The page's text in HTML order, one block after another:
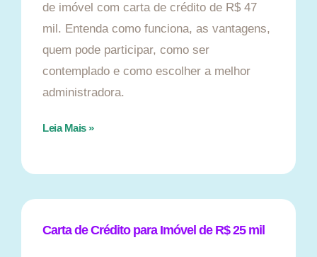
de imóvel com carta de crédito de R$ 47
mil. Entenda como funciona, as vantagens,
quem pode participar, como ser
contemplado e como escolher a melhor
administradora.
Leia Mais »
Carta de Crédito para Imóvel de R$ 25 mil